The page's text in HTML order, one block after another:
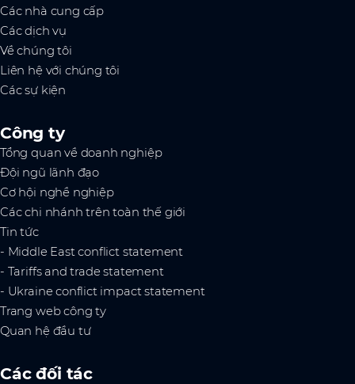
Các nhà cung cấp
Các dịch vụ
Về chúng tôi
Liên hệ với chúng tôi
Các sự kiện
Công ty
Tổng quan về doanh nghiệp
Đội ngũ lãnh đạo
Cơ hội nghề nghiệp
Các chi nhánh trên toàn thế giới
Tin tức
- Middle East conflict statement
- Tariffs and trade statement
- Ukraine conflict impact statement
Trang web công ty
Quan hệ đầu tư
Các đối tác